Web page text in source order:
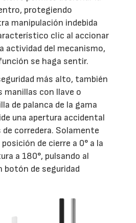
protegiendo
manipulación indebida
clic al accionar
actividad del mecanismo,
se haga sentir.
más alto, también
manillas con llave o
de palanca de la gama
una apertura accidental
corredera. Solamente
de cierre a 0° a la
a 180°, pulsando al
botón de seguridad